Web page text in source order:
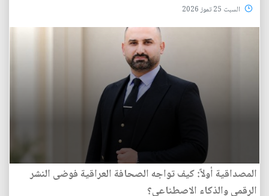
السبت 25 تموز 2026
المصداقية أولاً: كيف تواجه الصحافة العراقية فوضى النشر
الرقمي والذكاء الاصطناعي؟